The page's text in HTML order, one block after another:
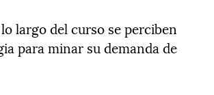
largo del curso se perciben
para minar su demanda de